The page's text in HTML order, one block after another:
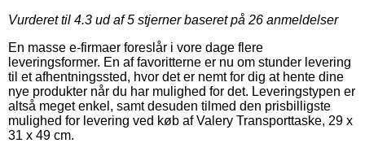
Vurderet til 4.3 ud af 5 stjerner baseret på 26 anmeldelser
En masse e-firmaer foreslår i vore dage flere
leveringsformer. En af favoritterne er nu om stunder levering
til et afhentningssted, hvor det er nemt for dig at hente dine
nye produkter når du har mulighed for det. Leveringstypen er
altså meget enkel, samt desuden tilmed den prisbilligste
mulighed for levering ved køb af Valery Transporttaske, 29 x
31 x 49 cm.